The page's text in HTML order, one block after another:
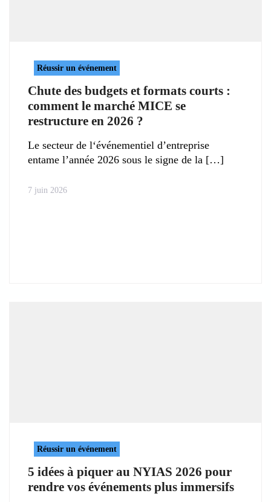
Réussir un événement
Chute des budgets et formats courts :
comment le marché MICE se
restructure en 2026 ?
Le secteur de l‘événementiel d’entreprise
entame l’année 2026 sous le signe de la
7 juin 2026
Réussir un événement
5 idées à piquer au NYIAS 2026 pour
rendre vos événements plus immersifs